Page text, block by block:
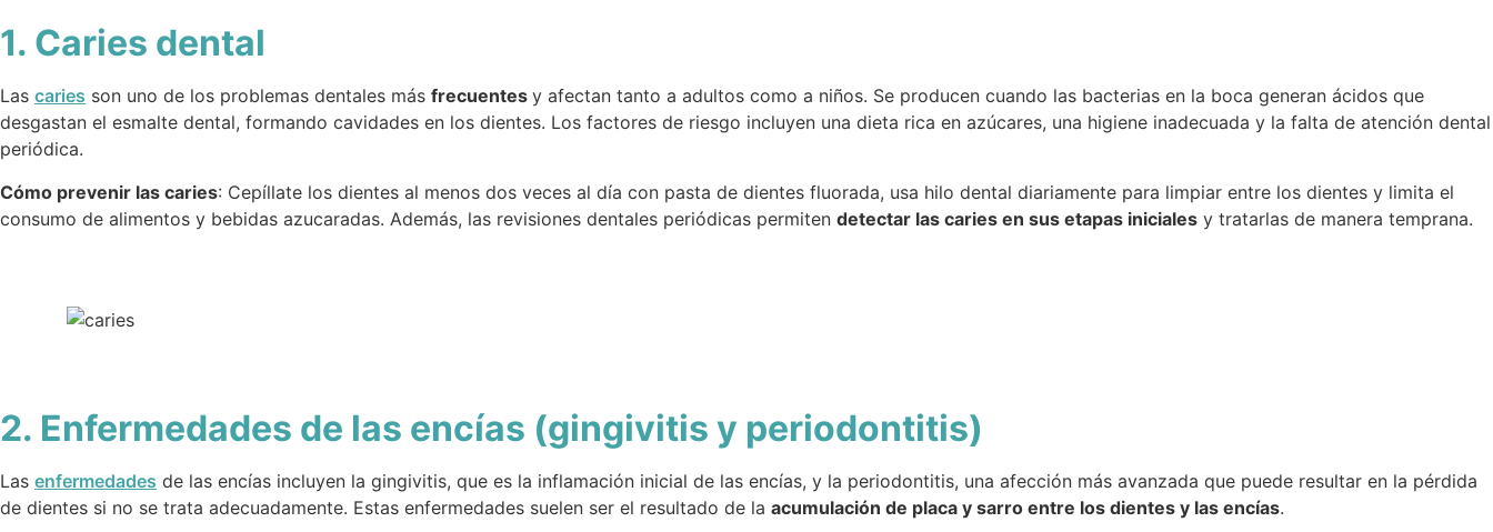
1. Caries dental
Las caries son uno de los problemas dentales más frecuentes y afectan tanto a adultos como a niños. Se producen cuando las bacterias en la boca generan ácidos que
desgastan el esmalte dental, formando cavidades en los dientes. Los factores de riesgo incluyen una dieta rica en azúcares, una higiene inadecuada y la falta de atención dental
periódica.
Cómo prevenir las caries: Cepíllate los dientes al menos dos veces al día con pasta de dientes fluorada, usa hilo dental diariamente para limpiar entre los dientes y limita el
consumo de alimentos y bebidas azucaradas. Además, las revisiones dentales periódicas permiten detectar las caries en sus etapas iniciales y tratarlas de manera temprana.
2. Enfermedades de las encías (gingivitis y periodontitis)
Las enfermedades de las encías incluyen la gingivitis, que es la inflamación inicial de las encías, y la periodontitis, una afección más avanzada que puede resultar en la pérdida
de dientes si no se trata adecuadamente. Estas enfermedades suelen ser el resultado de la acumulación de placa y sarro entre los dientes y las encías.